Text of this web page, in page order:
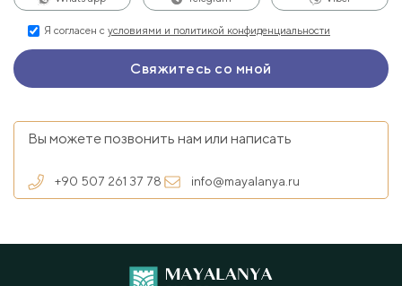
Я согласен с условиями и политикой конфиденциальности
Вы можете позвонить нам или написать
+90 507 261 37 78 info@mayalanya.ru